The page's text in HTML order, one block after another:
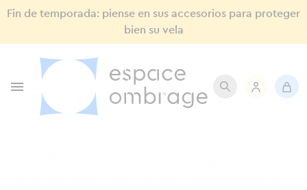
Fin de temporada: piense en sus accesorios para proteger
bien su vela
